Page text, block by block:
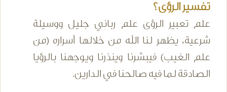
تفسير الرؤى؟
علم تعبير الرؤى علم رباني جليل ووسيلة
شرعية، يظهر لنا الله من خلالها أسراره (من
علم الغيب) فيبشرنا وينذرنا ويوجهنا بالرؤيا
الصادقة لما فيه صالحنا في الدارين.